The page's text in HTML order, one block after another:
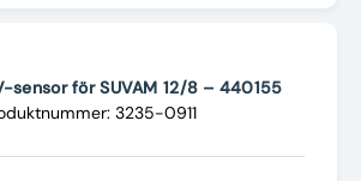
sensor för SUVAM 12/8 – 440155
3235-0911